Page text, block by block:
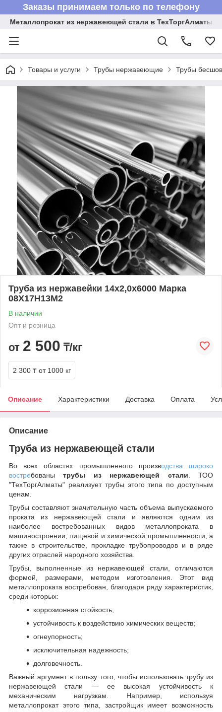
Заказы принимаем только по телефону
Металлопрокат из нержавеющей стали в ТехТоргАлматы
Товары и услуги Трубы нержавеющие Трубы
Труба из нержавейки 14х2,0х6000 Марка
08Х17Н13М2
В наличии
Опт и розница
от 2 500 ₸/кг
2 300 ₸ от 1000 кг
Описание Характеристики Доставка Оплата
Описание
Труба из нержавеющей стали
Во всех областях промышленного производства широко
востребованытрубы из нержавеющей стали. ТОО
"ТехТоргАлматы" реализует трубы этого типа по доступным
ценам.
Трубы составляют значительную часть объема выпускаемого
проката из нержавеющей стали и являются одним из
наиболее востребованных видов металлопроката в
машиностроении, пищевой и химической промышленности, а
также в строительстве, прокладке трубопроводов и в ряде
других отраслей народного хозяйства.
Трубы, выполненные из нержавеющей стали, отличаются
формой, размерами, методом изготовления. Этот вид
металлопроката востребован, благодаря ряду характеристик,
среди которых:
коррозионная стойкость;
устойчивость к воздействию химических веществ;
огнеупорность;
исключительная надежность;
долговечность.
Важный аргумент в пользу того, чтобы использовать трубу из
нержавеющей стали — ее высокая устойчивость к
механическим нагрузкам. Например, используя
металлопрокат этого типа, застройщик имеет возможность